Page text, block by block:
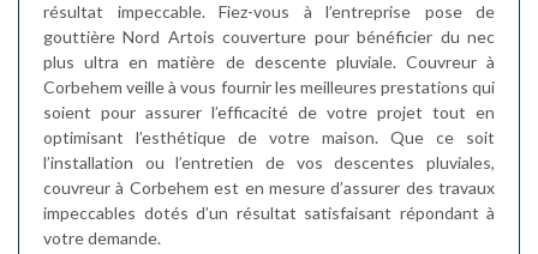
résultat impeccable. Fiez-vous à l’entreprise pose de
gouttière Nord Artois couverture pour bénéficier du nec
plus ultra en matière de descente pluviale. Couvreur à
Corbehem veille à vous fournir les meilleures prestations qui
soient pour assurer l’efficacité de votre projet tout en
optimisant l’esthétique de votre maison. Que ce soit
l’installation ou l’entretien de vos descentes pluviales,
couvreur à Corbehem est en mesure d’assurer des travaux
impeccables dotés d’un résultat satisfaisant répondant à
votre demande.